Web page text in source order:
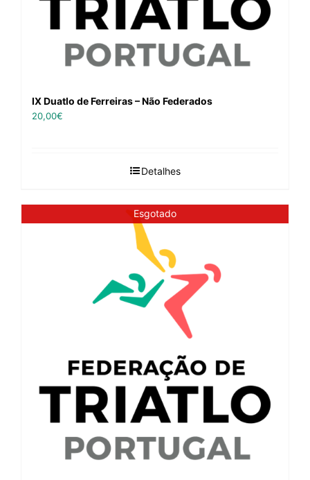
IX Duatlo de Ferreiras – Não Federados
20,00€
Detalhes
Esgotado